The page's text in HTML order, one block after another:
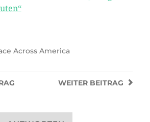
Across America
WEITER BEITRAG